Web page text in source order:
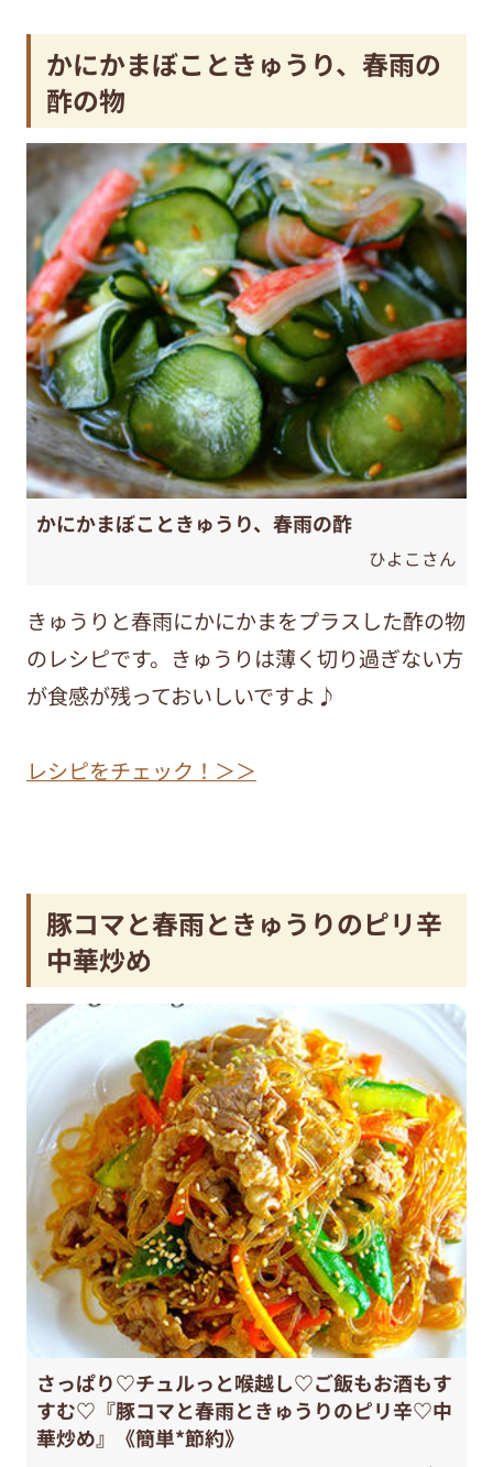
かにかまぼこときゅうり、春雨の
酢の物
かにかまぼこときゅうり、春雨の酢
ひよこさん
きゅうりと春雨にかにかまをプラスした酢の物
のレシピです。きゅうりは薄く切り過ぎない方
が食感が残っておいしいですよ♪
レシピをチェック！＞＞
豚コマと春雨ときゅうりのピリ辛
中華炒め
さっぱり♡チュルっと喉越し♡ご飯もお酒もす
すむ♡『豚コマと春雨ときゅうりのピリ辛♡中
華炒め』《簡単*節約》